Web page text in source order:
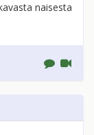
naisesta